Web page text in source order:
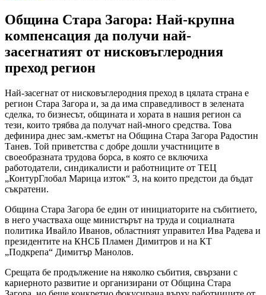
Община Стара Загора: Най-крупна
компенсация да получи най-
засегнатият от нисковъглеродния
преход регион
Най-засегнат от нисковъглеродния преход в цялата страна е
регион Стара Загора и, за да има справедливост в зелената
сделка, то бизнесът, общината и хората в нашия регион са
тези, които трябва да получат най-много средства. Това
дефинира днес зам.-кметът на Община Стара Загора Радостин
Танев. Той приветства с добре дошли участниците в
своеобразната трудова борса, в която се включиха
работодатели, синдикалисти и работниците от ТЕЦ
„КонтурГлобал Марица изток“ 3, на които предстои да бъдат
съкратени.
Община Стара Загора бе един от инициаторите на събитието,
в него участваха още министърът на труда и социалната
политика Ивайло Иванов, областният управител Ива Радева и
президентите на КНСБ Пламен Димитров и на КТ
„Подкрепа“ Димитър Манолов.
Срещата бе продължение на няколко събития, свързани с
кариерното развитие и организирани от Община Стара